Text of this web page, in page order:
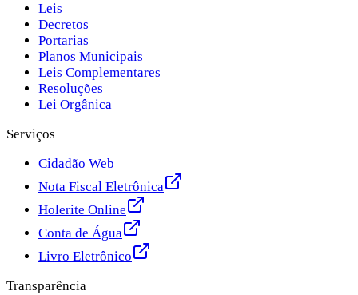
Leis
Decretos
Portarias
Planos Municipais
Leis Complementares
Resoluções
Lei Orgânica
Serviços
Cidadão Web
Nota Fiscal Eletrônica
Holerite Online
Conta de Água
Livro Eletrônico
Transparência